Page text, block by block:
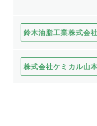
鈴木油脂工業株式会社
株式会社ケミカル山本